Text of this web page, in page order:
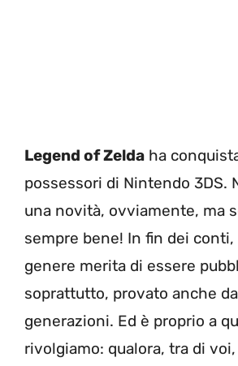
Legend of Zelda ha
possessori di Nintendo 3DS.
una novità, ovviamente, ma
sempre bene! In fin dei
genere merita di essere
soprattutto, provato anche
generazioni. Ed è proprio a
rivolgiamo: qualora, tra di